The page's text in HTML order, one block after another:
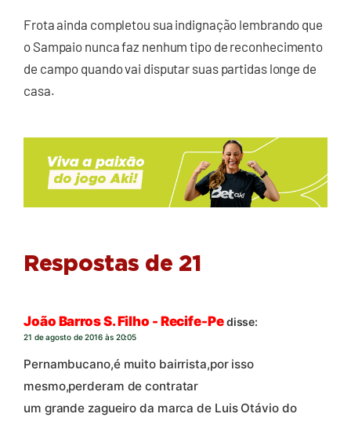
Frota ainda completou sua indignação lembrando que
o Sampaio nunca faz nenhum tipo de reconhecimento
de campo quando vai disputar suas partidas longe de
casa.
Respostas de 21
João Barros S. Filho - Recife-Pedisse:
21 de agosto de 2016 às 20:05
Pernambucano,é muito bairrista,por isso
mesmo,perderam de contratar
um grande zagueiro da marca de Luis Otávio do